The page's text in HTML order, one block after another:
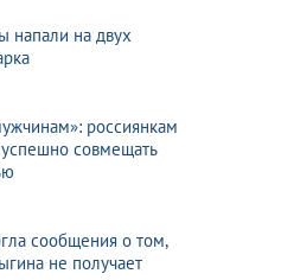
напали на двух
россиянкам
совмещать
сообщения о том,
не получает